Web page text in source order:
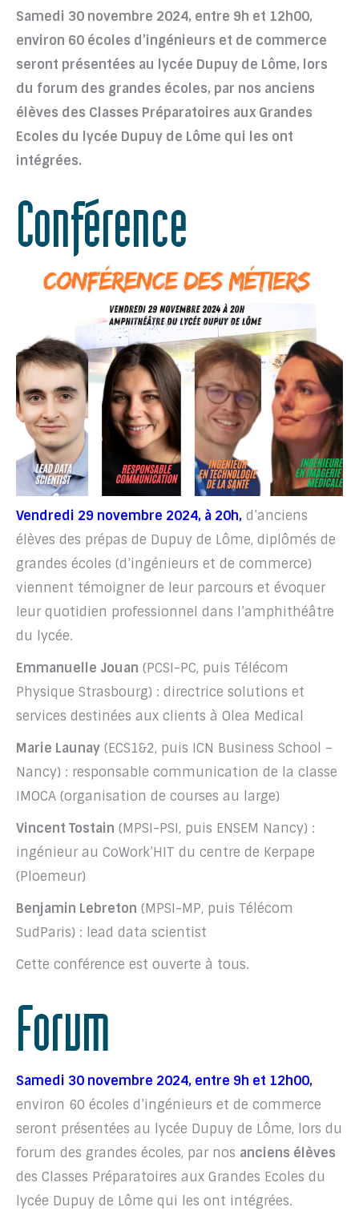
Samedi 30 novembre 2024, entre 9h et 12h00,
environ 60 écoles d’ingénieurs et de commerce
seront présentées au lycée Dupuy de Lôme, lors
du forum des grandes écoles, par nos anciens
élèves des Classes Préparatoires aux Grandes
Ecoles du lycée Dupuy de Lôme qui les ont
intégrées.
Conférence
Vendredi 29 novembre 2024, à 20h, d’anciens
élèves des prépas de Dupuy de Lôme, diplômés de
grandes écoles (d’ingénieurs et de commerce)
viennent témoigner de leur parcours et évoquer
leur quotidien professionnel dans l’amphithéâtre
du lycée.
Emmanuelle Jouan (PCSI-PC, puis Télécom
Physique Strasbourg) : directrice solutions et
services destinées aux clients à Olea Medical
Marie Launay (ECS1&2, puis ICN Business School –
Nancy) : responsable communication de la classe
IMOCA (organisation de courses au large)
Vincent Tostain (MPSI-PSI, puis ENSEM Nancy) :
ingénieur au CoWork’HIT du centre de Kerpape
(Ploemeur)
Benjamin Lebreton (MPSI-MP, puis Télécom
SudParis) : lead data scientist
Cette conférence est ouverte à tous.
Forum
Samedi 30 novembre 2024, entre 9h et 12h00,
environ 60 écoles d’ingénieurs et de commerce
seront présentées au lycée Dupuy de Lôme, lors du
forum des grandes écoles, par nos anciens élèves
des Classes Préparatoires aux Grandes Ecoles du
lycée Dupuy de Lôme qui les ont intégrées.